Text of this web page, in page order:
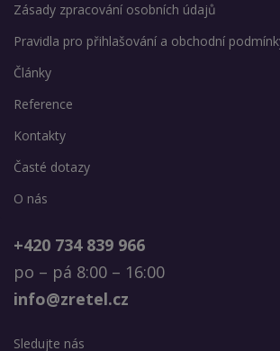
Zásady zpracování osobních údajů
Pravidla pro přihlašování a obchodní
Články
Reference
Kontakty
Časté dotazy
O nás
+420 734 839 966
po – pá 8:00 – 16:00
info@zretel.cz
Sledujte nás